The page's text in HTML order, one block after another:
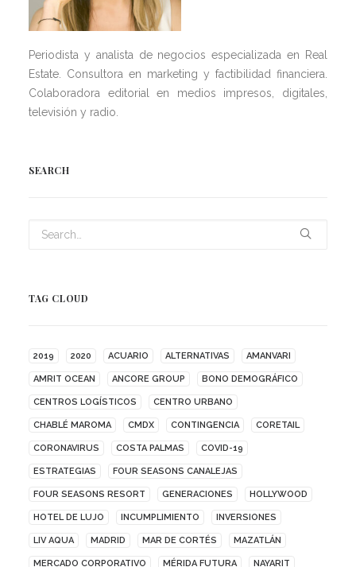
Periodista y analista de negocios especializada en Real
Estate. Consultora en marketing y factibilidad financiera.
Colaboradora editorial en medios impresos, digitales,
televisión y radio.
SEARCH
TAG CLOUD
2019 2020 ACUARIO ALTERNATIVAS AMANVARI
AMRIT OCEAN ANCORE GROUP BONO DEMOGRÁFICO
CENTROS LOGÍSTICOS CENTRO URBANO
CHABLÉ MAROMA CMDX CONTINGENCIA CORETAIL
CORONAVIRUS COSTA PALMAS COVID-19
ESTRATEGIAS FOUR SEASONS CANALEJAS
FOUR SEASONS RESORT GENERACIONES HOLLYWOOD
HOTEL DE LUJO INCUMPLIMIENTO INVERSIONES
LIV AQUA MADRID MAR DE CORTÉS MAZATLÁN
MERCADO CORPORATIVO MÉRIDA FUTURA NAYARIT